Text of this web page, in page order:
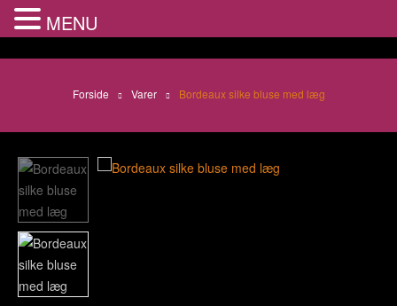
Forside Varer Bordeaux silke bluse med læg
MENU